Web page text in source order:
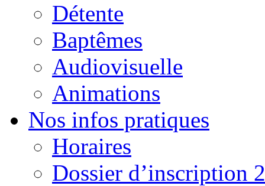
Détente
Baptêmes
Audiovisuelle
Animations
Nos infos pratiques
Horaires
Dossier d’inscription